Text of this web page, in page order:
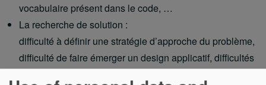
vocabulaire présent dans le code, …
La recherche de solution :
difficulté à définir une stratégie d’approche du problème,
difficulté de faire émerger un design applicatif, difficultés